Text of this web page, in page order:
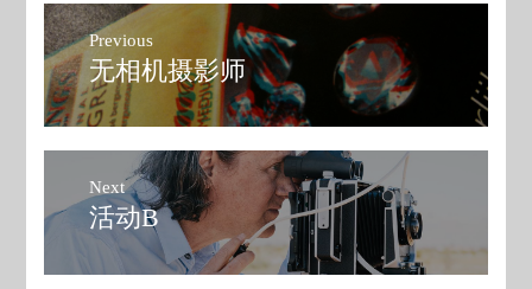
文
章
导
航
Previous
Previous
post:
无相机摄影师
Next
Next
活动B